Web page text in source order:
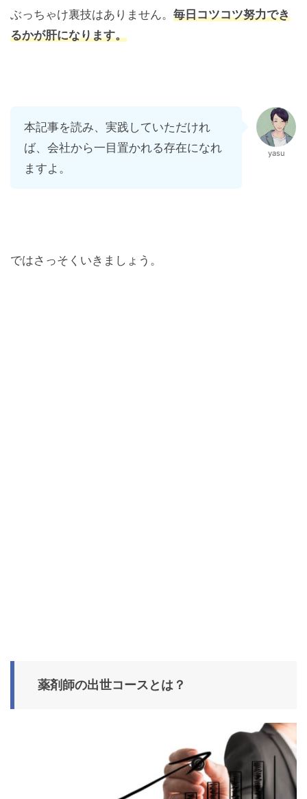
ぶっちゃけ裏技はありません。 毎日コツコツ努力でき
るかが肝になります。
本記事を読み、実践していただけれ
ば、会社から一目置かれる存在になれ
ますよ。
yasu
ではさっそくいきましょう。
薬剤師の出世コースとは？